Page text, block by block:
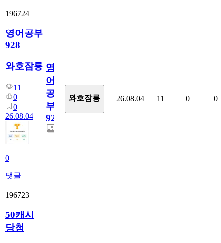
196724
영어공부
928
와호잠룡
11
0
0
26.08.04
0
댓글
영
어
공
부
928
와호잠룡 26.08.04 11 0 0
196723
50캐시
당첨